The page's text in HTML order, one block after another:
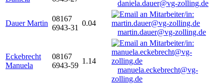
daniela.dauer@vg-zolling.de
Dauer Martin
08167
6943-31
0.04
martin.dauer@vg-zolling.de
Eckebrecht
Manuela
08167
6943-59
1.14
manuela.eckebrecht@vg-
zolling.de